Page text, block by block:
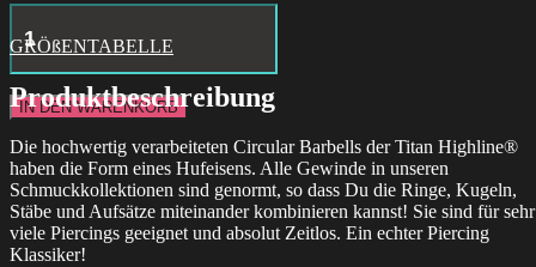
Hustle
Butter
Deluxe
Tattoo
Aftercare
24x
Box
Menge
IN DEN WARENKORB
GRÖßENTABELLE
Produktbeschreibung
Die hochwertig verarbeiteten Circular Barbells der Titan Highline®
haben die Form eines Hufeisens. Alle Gewinde in unseren
Schmuckkollektionen sind genormt, so dass Du die Ringe, Kugeln,
Stäbe und Aufsätze miteinander kombinieren kannst! Sie sind für sehr
viele Piercings geeignet und absolut Zeitlos. Ein echter Piercing
Klassiker!